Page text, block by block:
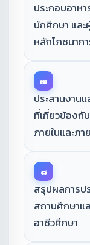
ประกอบอาห
นักศึกษา แล
หลักโภชนา
๗
ประสานงาน
ที่เกี่ยวข้องกั
ภายในและภ
๘
สรุปผลการป
สถานศึกษาแ
อาชีวศึกษา